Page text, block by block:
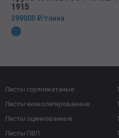
1915
399000 ₽/тонна
Листы горячекатаные
Листы низколегированные
Листы оцинкованные
Листы ПВЛ